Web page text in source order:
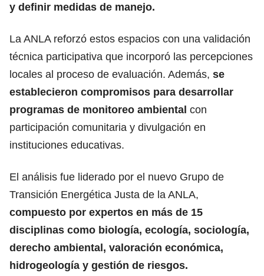
y definir medidas de manejo.
La ANLA reforzó estos espacios con una validación
técnica participativa que incorporó las percepciones
locales al proceso de evaluación. Además, se
establecieron compromisos para desarrollar
programas de monitoreo ambiental con
participación comunitaria y divulgación en
instituciones educativas.
El análisis fue liderado por el nuevo Grupo de
Transición Energética Justa de la ANLA,
compuesto por expertos en más de 15
disciplinas como biología, ecología, sociología,
derecho ambiental, valoración económica,
hidrogeología y gestión de riesgos.